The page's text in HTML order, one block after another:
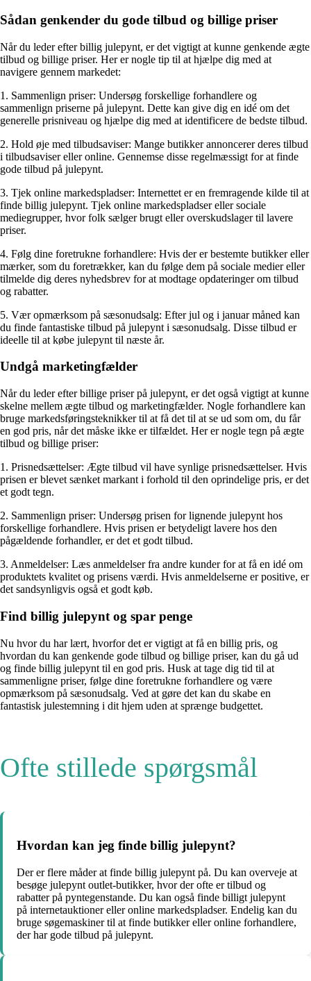
Sådan genkender du gode tilbud og billige priser
Når du leder efter billig julepynt, er det vigtigt at kunne genkende ægte
tilbud og billige priser. Her er nogle tip til at hjælpe dig med at
navigere gennem markedet:
1. Sammenlign priser: Undersøg forskellige forhandlere og
sammenlign priserne på julepynt. Dette kan give dig en idé om det
generelle prisniveau og hjælpe dig med at identificere de bedste tilbud.
2. Hold øje med tilbudsaviser: Mange butikker annoncerer deres tilbud
i tilbudsaviser eller online. Gennemse disse regelmæssigt for at finde
gode tilbud på julepynt.
3. Tjek online markedspladser: Internettet er en fremragende kilde til at
finde billig julepynt. Tjek online markedspladser eller sociale
mediegrupper, hvor folk sælger brugt eller overskudslager til lavere
priser.
4. Følg dine foretrukne forhandlere: Hvis der er bestemte butikker eller
mærker, som du foretrækker, kan du følge dem på sociale medier eller
tilmelde dig deres nyhedsbrev for at modtage opdateringer om tilbud
og rabatter.
5. Vær opmærksom på sæsonudsalg: Efter jul og i januar måned kan
du finde fantastiske tilbud på julepynt i sæsonudsalg. Disse tilbud er
ideelle til at købe julepynt til næste år.
Undgå marketingfælder
Når du leder efter billige priser på julepynt, er det også vigtigt at kunne
skelne mellem ægte tilbud og marketingfælder. Nogle forhandlere kan
bruge markedsføringsteknikker til at få det til at se ud som om, du får
en god pris, når det måske ikke er tilfældet. Her er nogle tegn på ægte
tilbud og billige priser:
1. Prisnedsættelser: Ægte tilbud vil have synlige prisnedsættelser. Hvis
prisen er blevet sænket markant i forhold til den oprindelige pris, er det
et godt tegn.
2. Sammenlign priser: Undersøg prisen for lignende julepynt hos
forskellige forhandlere. Hvis prisen er betydeligt lavere hos den
pågældende forhandler, er det et godt tilbud.
3. Anmeldelser: Læs anmeldelser fra andre kunder for at få en idé om
produktets kvalitet og prisens værdi. Hvis anmeldelserne er positive, er
det sandsynligvis også et godt køb.
Find billig julepynt og spar penge
Nu hvor du har lært, hvorfor det er vigtigt at få en billig pris, og
hvordan du kan genkende gode tilbud og billige priser, kan du gå ud
og finde billig julepynt til en god pris. Husk at tage dig tid til at
sammenligne priser, følge dine foretrukne forhandlere og være
opmærksom på sæsonudsalg. Ved at gøre det kan du skabe en
fantastisk julestemning i dit hjem uden at sprænge budgettet.
Ofte stillede spørgsmål
Hvordan kan jeg finde billig julepynt?
Der er flere måder at finde billig julepynt på. Du kan overveje at
besøge julepynt outlet-butikker, hvor der ofte er tilbud og
rabatter på pyntegenstande. Du kan også finde billigt julepynt
på internetauktioner eller online markedspladser. Endelig kan du
bruge søgemaskiner til at finde butikker eller online forhandlere,
der har gode tilbud på julepynt.